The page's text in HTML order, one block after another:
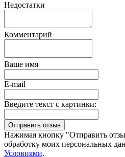
Недостатки
Комментарий
Ваше имя
E-mail
Введите текст с картинки:
Нажимая кнопку "Отправить
обработку моих персональных
Условиями.